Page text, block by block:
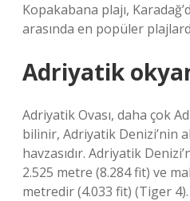
Kopakabana plajı,
arasında en popüler
Adriyatik
Adriyatik Ovası, daha çok
bilinir, Adriyatik Denizi’nin
havzasıdır. Adriyatik
2.525 metre (8.284 fit) ve
metredir (4.033 fit) (Tiger 4).